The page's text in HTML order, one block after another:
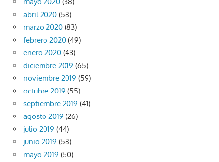
abril 2020 (58)
marzo 2020 (83)
febrero 2020 (49)
enero 2020 (43)
diciembre 2019 (65)
noviembre 2019 (59)
octubre 2019 (55)
septiembre 2019 (41)
agosto 2019 (26)
julio 2019 (44)
junio 2019 (58)
mayo 2019 (50)